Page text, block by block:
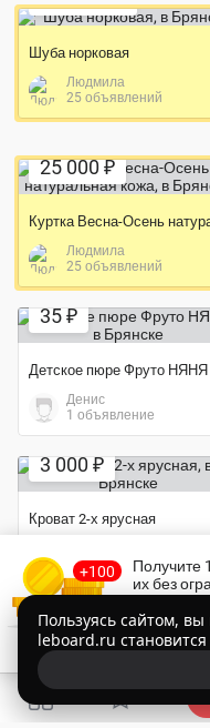
Получите
их без
Шуба норковая
Людмила
25 объявлений
25 000 ₽
Людмила
25 объявлений
35 ₽
Детское пюре Фруто НЯНЯ
Денис
1 объявление
3 000 ₽
Кроват 2-х ярусная
1 объявление
Экономия 28%
3 000 ₽
Костюм с юбкой
2 объявления
Пользуясь сайтом,
leboard.ru